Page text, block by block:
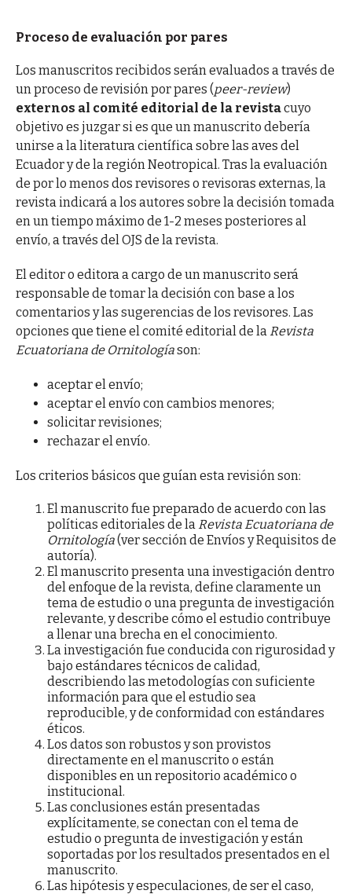
Proceso de evaluación por pares
Los manuscritos recibidos serán evaluados a través de
un proceso de revisión por pares (peer-review)
externos al comité editorial de la revistacuyo
objetivo es juzgar si es que un manuscrito debería
unirse a la literatura científica sobre las aves del
Ecuador y de la región Neotropical. Tras la evaluación
de por lo menos dos revisores o revisoras externas, la
revista indicará a los autores sobre la decisión tomada
en un tiempo máximo de 1-2 meses posteriores al
envío, a través del OJS de la revista.
El editor o editora a cargo de un manuscrito será
responsable de tomar la decisión con base a los
comentarios y las sugerencias de los revisores. Las
opciones que tiene el comité editorial de la Revista
Ecuatoriana de Ornitologíason:
aceptar el envío;
aceptar el envío con cambios menores;
solicitar revisiones;
rechazar el envío.
Los criterios básicos que guían esta revisión son:
El manuscrito fue preparado de acuerdo con las
políticas editoriales de la Revista Ecuatoriana de
Ornitología(ver sección de Envíos y Requisitos de
autoría).
El manuscrito presenta una investigación dentro
del enfoque de la revista, define claramente un
tema de estudio o una pregunta de investigación
relevante, y describe cómo el estudio contribuye
a llenar una brecha en el conocimiento.
La investigación fue conducida con rigurosidad y
bajo estándares técnicos de calidad,
describiendo las metodologías con suficiente
información para que el estudio sea
reproducible, y de conformidad con estándares
éticos.
Los datos son robustos y son provistos
directamente en el manuscrito o están
disponibles en un repositorio académico o
institucional.
Las conclusiones están presentadas
explícitamente, se conectan con el tema de
estudio o pregunta de investigación y están
soportadas por los resultados presentados en el
manuscrito.
Las hipótesis y especulaciones, de ser el caso,